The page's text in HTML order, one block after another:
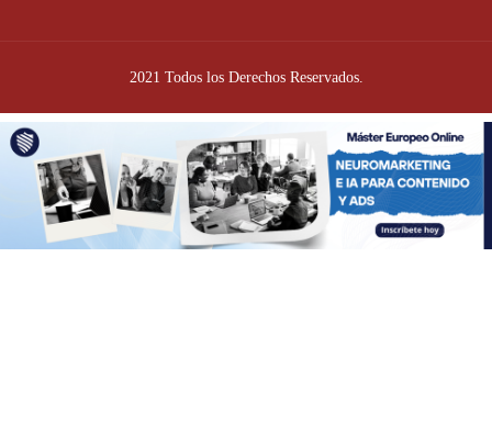
2021 Todos los Derechos Reservados.